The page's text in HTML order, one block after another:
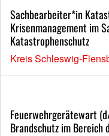
Sachbearbeiter*in
Krisenmanagement im
Katastrophenschutz
Kreis Schleswig-
Feuerwehrgerätewart
Brandschutz im